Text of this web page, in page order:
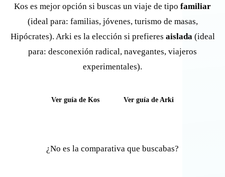
Kos es mejor opción si buscas un viaje de tipo familiar
(ideal para: familias, jóvenes, turismo de masas,
Hipócrates). Arki es la elección si prefieres aislada(ideal
para: desconexión radical, navegantes, viajeros
experimentales).
Ver guía de Kos Ver guía de Arki
¿No es la comparativa que buscabas?